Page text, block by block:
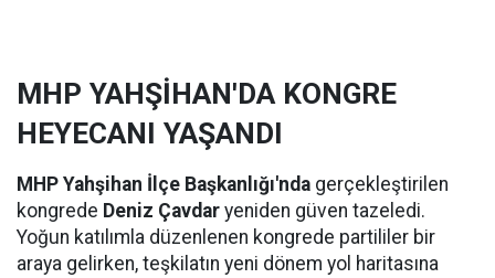
MHP YAHŞİHAN'DA KONGRE
HEYECANI YAŞANDI
MHP Yahşihan İlçe Başkanlığı'nda gerçekleştirilen
kongrede Deniz Çavdar yeniden güven tazeledi.
Yoğun katılımla düzenlenen kongrede partililer bir
araya gelirken, teşkilatın yeni dönem yol haritasına